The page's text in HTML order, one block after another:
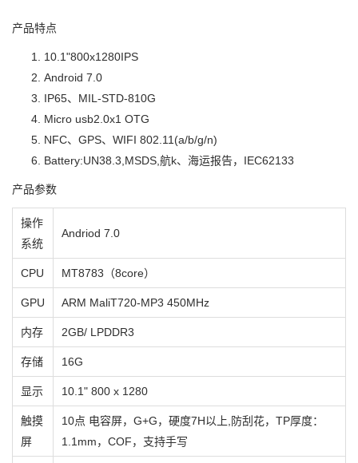
产品特点
10.1"800x1280IPS
Android 7.0
IP65、MIL-STD-810G
Micro usb2.0x1 OTG
NFC、GPS、WIFI 802.11(a/b/g/n)
Battery:UN38.3,MSDS,航k、海运报告，IEC62133
产品参数
操作
系统
Andriod 7.0
CPU MT8783（8core）
GPU ARM MaliT720-MP3 450MHz
内存 2GB/ LPDDR3
存储 16G
显示 10.1" 800 x 1280
触摸
屏
10点 电容屏，G+G，硬度7H以上,防刮花，TP厚度：
1.1mm，COF，支持手写